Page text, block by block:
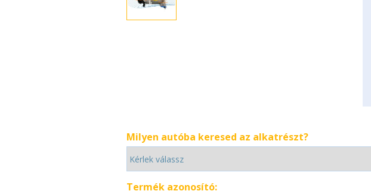
Milyen autóba keresed az alkatrészt?
Termék azonosító: